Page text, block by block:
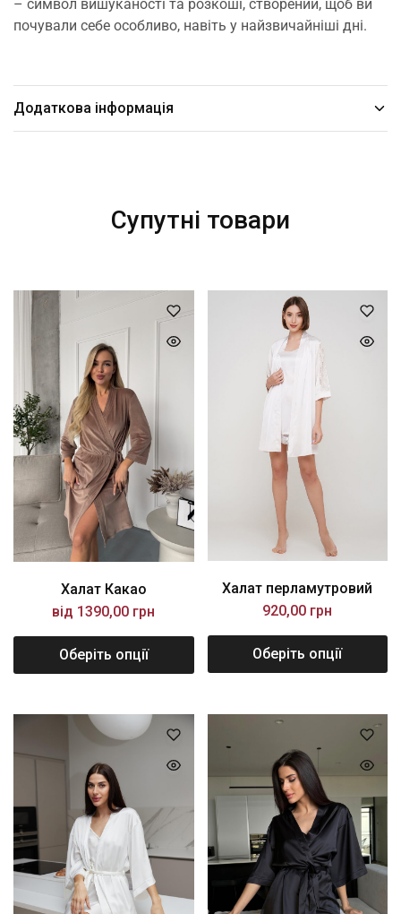
– символ вишуканості та розкоші, створений, щоб ви
почували себе особливо, навіть у найзвичайніші дні.
Додаткова інформація
Супутні товари
Халат Какао
від 1390,00 грн
Оберіть опції
Халат перламутровий
920,00 грн
Оберіть опції